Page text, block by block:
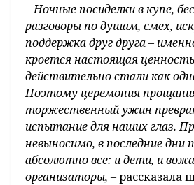
– Ночные посиделки в купе,
разговоры по душам, смех,
поддержка друг друга –
кроется настоящая
действительно стали как
Поэтому церемония
торжественный ужин
испытание для наших глаз.
невыносимо, в последние дни
абсолютно все: и дети, и
организаторы, –рассказала